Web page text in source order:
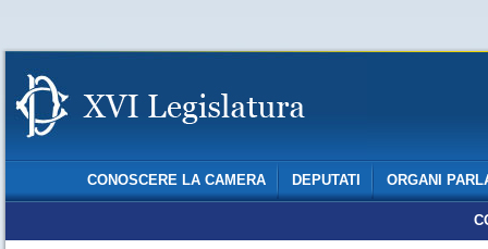
CONOSCERE LA CAMERA DEPUTATI ORGANI